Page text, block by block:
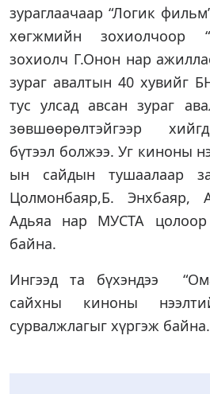
зураглаачаар “Логик
хөгжмийн зохиолчоор
зохиолч Г.Онон нар
зураг авалтын 40 хувийг
тус улсад авсан зураг
зөвшөөрөлтэйгээр
бүтээл болжээ. Уг киноны
ын сайдын тушаалаар
Цолмонбаяр,Б. Энхбаяр,
Адьяа нар МУСТА цолоор
байна.
Ингээд та бүхэндээ
сайхны киноны
сурвалжлагыг хүргэж байна.